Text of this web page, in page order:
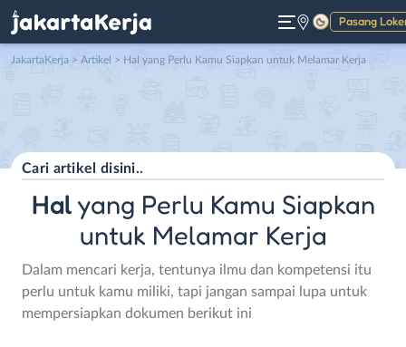
Pasang
Gelap
JakartaKerja > Artikel > Hal yang Perlu Kamu Siapkan untuk Melamar Kerja
Halyang Perlu Kamu Siapkan
untuk Melamar Kerja
Dalam mencari kerja, tentunya ilmu dan kompetensi itu
perlu untuk kamu miliki, tapi jangan sampai lupa untuk
mempersiapkan dokumen berikut ini